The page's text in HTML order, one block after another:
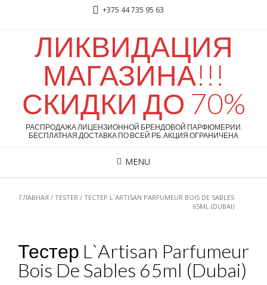
+375 44 735 95 63
ЛИКВИДАЦИЯ
МАГАЗИНА!!!
СКИДКИ ДО 70%
РАСПРОДАЖА ЛИЦЕНЗИОННОЙ БРЕНДОВОЙ ПАРФЮМЕРИИ.
БЕСПЛАТНАЯ ДОСТАВКА ПО ВСЕЙ РБ. АКЦИЯ ОГРАНИЧЕНА
MENU
ГЛАВНАЯ / TESTER / ТЕСТЕР L`ARTISAN PARFUMEUR BOIS DE SABLES
65ML (DUBAI)
Тестер L`Artisan Parfumeur
Bois De Sables 65ml (Dubai)